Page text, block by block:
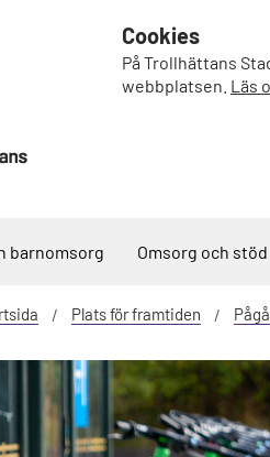
Cookies
På Trollhättans
webbplatsen. Läs
barnomsorg Omsorg och stöd
Plats för framtiden